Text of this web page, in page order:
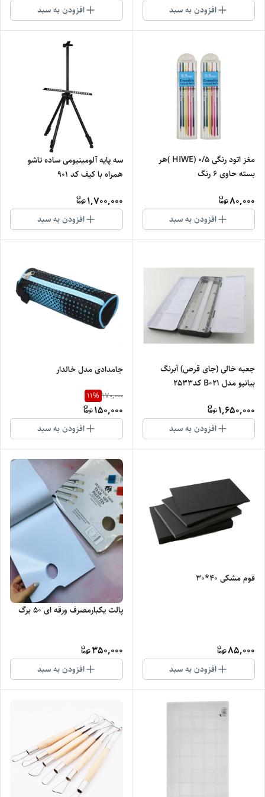
افزودن به سبد افزودن به سبد
مغز اتود رنگی 0/5 (HIWE )هر
بسته حاوی 6 رنگ
80,000
افزودن به سبد
سه پایه آلومینیومی ساده تاشو
همراه با کیف کد 901
1,700,000
افزودن به سبد
جعبه خالی (جای قرص) آبرنگ
بیانیو مدل B021 کد2533
1,650,000
افزودن به سبد
جامدادی مدل خالدار
170,000
11%
150,000
افزودن به سبد
فوم مشکی 40*30
85,000
افزودن به سبد
پالت یکبارمصرف ورقه ای 50 برگ
350,000
افزودن به سبد